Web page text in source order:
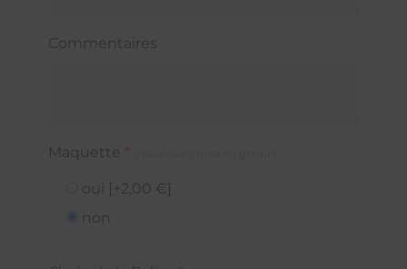
Commentaires
Maquette
oui
[+2,00 €]
non